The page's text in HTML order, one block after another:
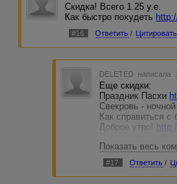
Скидка! Всего 1.25 у.е.
Как быстро похудеть
#16 Ответить / Цитировать
DELETED написала
Еще скидки:
Праздник Пасхи
Свекровь -
Как справиться с
Доброе утро!
Красивые и
http://advego.ru/
Показать весь
#17 Ответить /